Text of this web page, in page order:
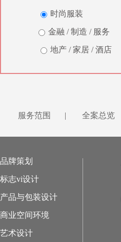
时尚服装
金融 / 制造 / 服务
地产 / 家居 / 酒店
服务范围 | 全案总览
品牌策划
标志vi设计
产品与包装设计
商业空间环境
艺术设计